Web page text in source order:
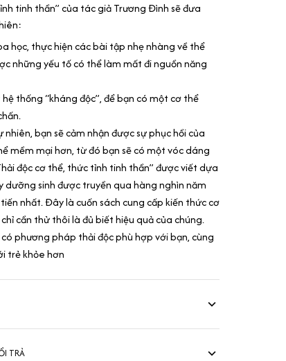
tinh thần” của tác giả Trương Đình sẽ đưa
học, thực hiện các bài tập nhẹ nhàng về thể
những yếu tố có thể làm mất đi nguồn năng
thống “kháng độc”, để bạn có một cơ thể
bạn sẽ cảm nhận được sự phục hồi của
mềm mại hơn, từ đó bạn sẽ có một vóc dáng
độc cơ thể, thức tỉnh tinh thần” được viết dựa
sinh được truyền qua hàng nghìn năm
nhất. Đây là cuốn sách cung cấp kiến thức cơ
cần thử thôi là đủ biết hiệu quả của chúng.
phương pháp thải độc phù hợp với bạn, cùng
trẻ khỏe hơn
TRẢ